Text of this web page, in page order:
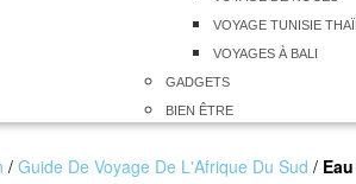
VOYAGE TUNISIE
VOYAGES À BALI
GADGETS
BIEN ÊTRE
/ Guide De Voyage De L'Afrique Du Sud /